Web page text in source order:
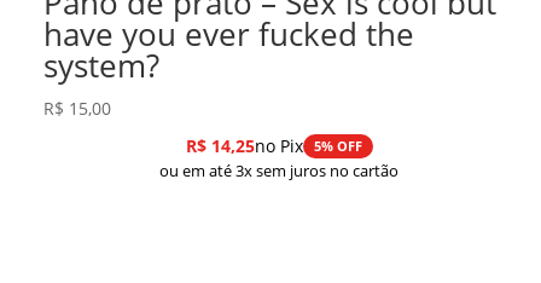
have you ever fucked the
system?
R$ 15,00
R$14,25no Pix 5% OFF
ou em até 3x sem juros no cartão